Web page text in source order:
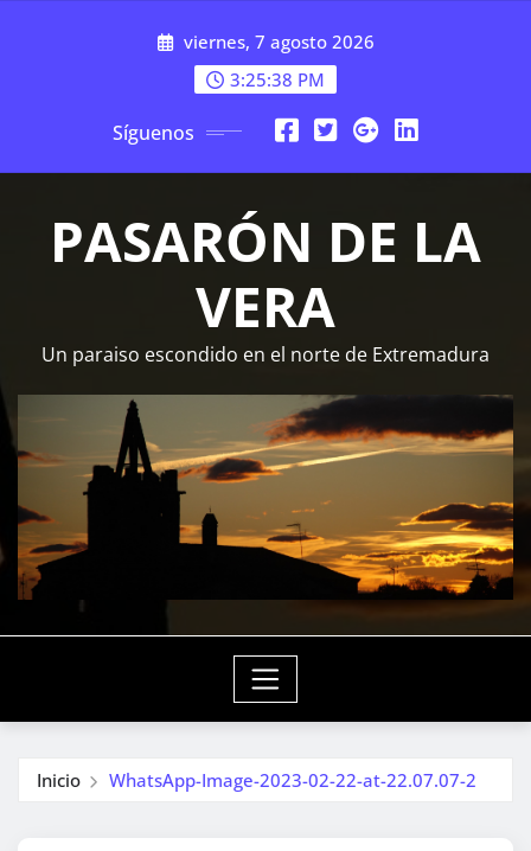
viernes, 7 agosto 2026
3:25:39 PM
Síguenos
PASARÓN DE LA
VERA
Un paraiso escondido en el norte de Extremadura
Inicio WhatsApp-Image-2023-02-22-at-22.07.07-2